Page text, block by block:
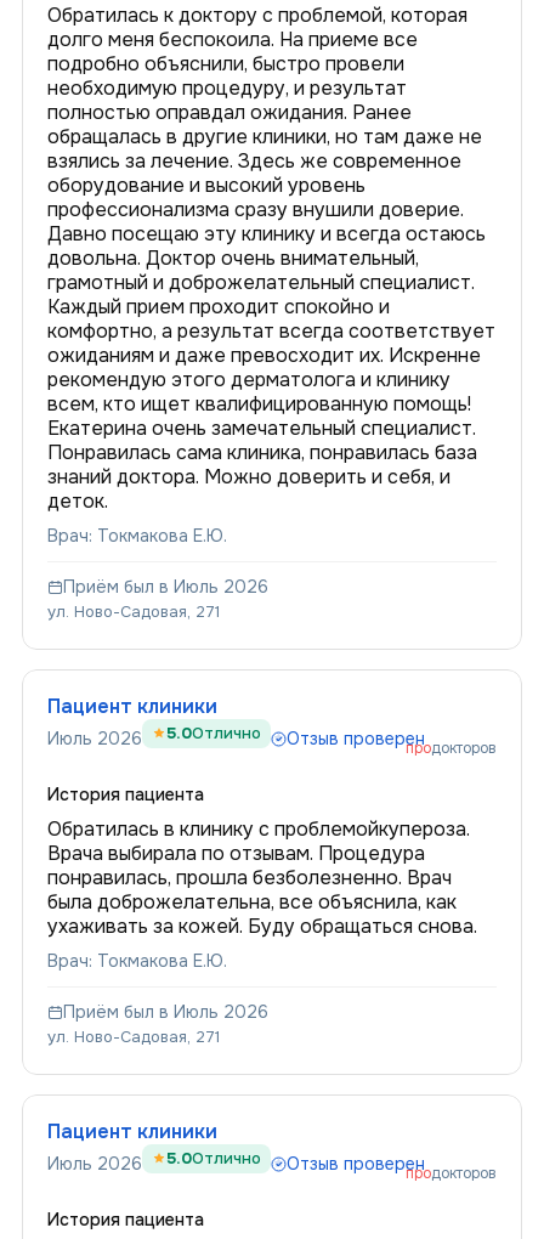
Обратилась к доктору с проблемой, которая
долго меня беспокоила. На приеме все
подробно объяснили, быстро провели
необходимую процедуру, и результат
полностью оправдал ожидания. Ранее
обращалась в другие клиники, но там даже не
взялись за лечение. Здесь же современное
оборудование и высокий уровень
профессионализма сразу внушили доверие.
Давно посещаю эту клинику и всегда остаюсь
довольна. Доктор очень внимательный,
грамотный и доброжелательный специалист.
Каждый прием проходит спокойно и
комфортно, а результат всегда соответствует
ожиданиям и даже превосходит их. Искренне
рекомендую этого дерматолога и клинику
всем, кто ищет квалифицированную помощь!
Екатерина очень замечательный специалист.
Понравилась сама клиника, понравилась база
знаний доктора. Можно доверить и себя, и
деток.
Врач: Токмакова Е.Ю.
Приём был в Июль 2026
ул. Ново-Садовая, 271
Пациент клиники
Июль 2026 5.0Отлично Отзыв проверен
продокторов
История пациента
Обратилась в клинику с проблемойкупероза.
Врача выбирала по отзывам. Процедура
понравилась, прошла безболезненно. Врач
была доброжелательна, все объяснила, как
ухаживать за кожей. Буду обращаться снова.
Врач: Токмакова Е.Ю.
Приём был в Июль 2026
ул. Ново-Садовая, 271
Пациент клиники
Июль 2026 5.0Отлично Отзыв проверен
продокторов
История пациента